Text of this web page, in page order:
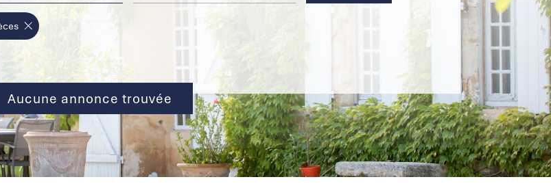
Aucune annonce trouvée